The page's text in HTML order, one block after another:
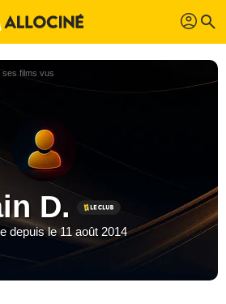
profil search
ses films vus
D.
depuis le 11 août 2014